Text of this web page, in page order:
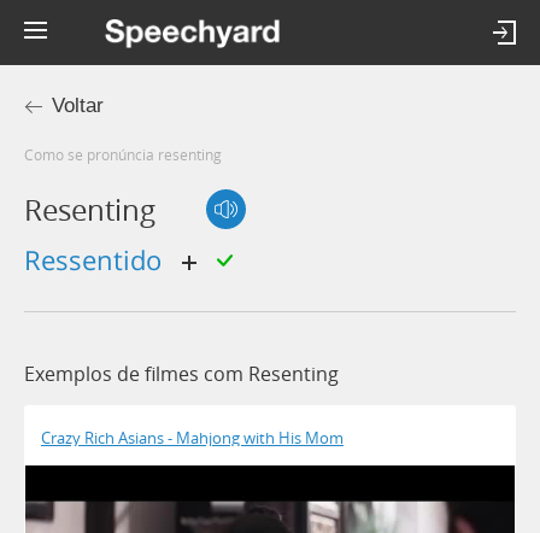
Voltar
Como se pronúncia resenting
Resenting
ressentido
Exemplos de filmes com Resenting
Crazy Rich Asians - Mahjong with His Mom